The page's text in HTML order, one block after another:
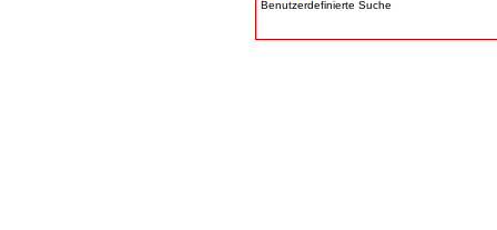
Benutzerdefinierte Suche